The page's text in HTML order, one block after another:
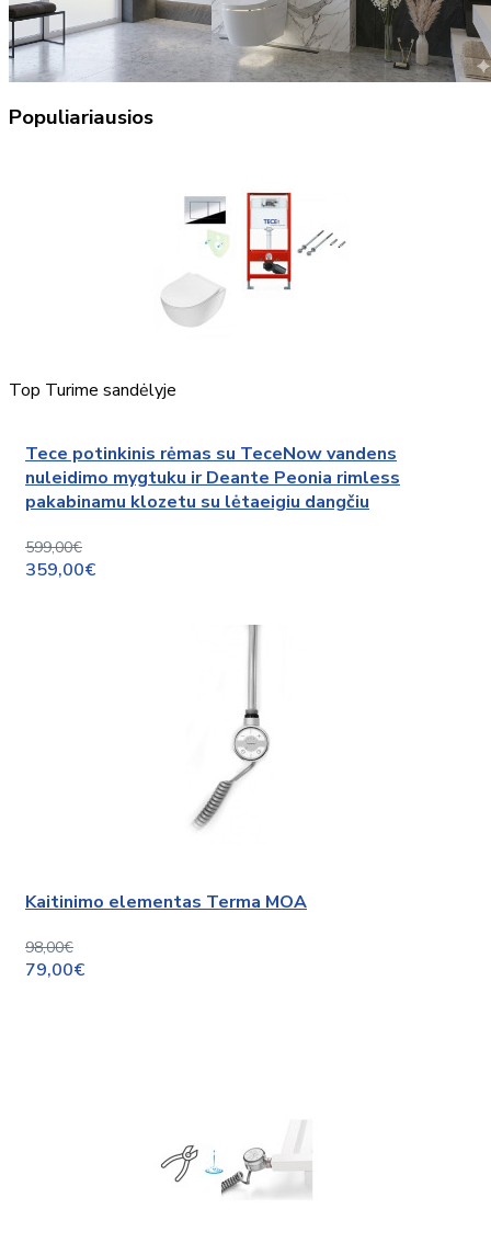
Populiariausios
Top Turime sandėlyje
Tece potinkinis rėmas su TeceNow vandens
nuleidimo mygtuku ir Deante Peonia rimless
pakabinamu klozetu su lėtaeigiu dangčiu
599,00€
359,00€
Kaitinimo elementas Terma MOA
98,00€
79,00€